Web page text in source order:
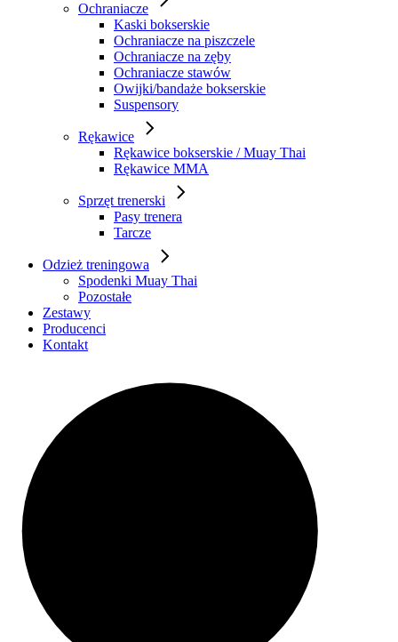
Ochraniacze
Kaski bokserskie
Ochraniacze na piszczele
Ochraniacze na zęby
Ochraniacze stawów
Owijki/bandaże bokserskie
Suspensory
Rękawice
Rękawice bokserskie / Muay Thai
Rękawice MMA
Sprzęt trenerski
Pasy trenera
Tarcze
Odzież treningowa
Spodenki Muay Thai
Pozostałe
Zestawy
Producenci
Kontakt